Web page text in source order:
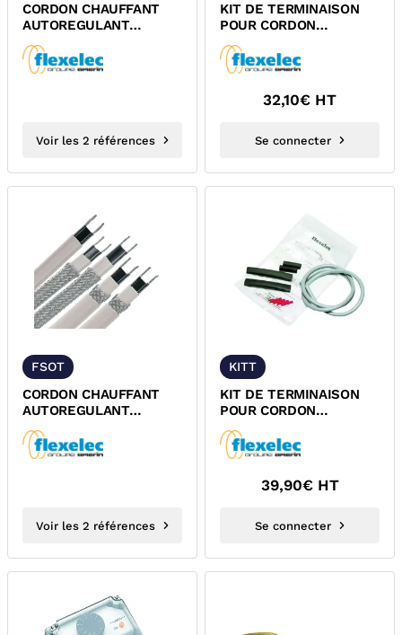
CORDON CHAUFFANT
AUTOREGULANT
THERMOPLASTIQUE
FLEXELEC
Voir les 2 références
KIT DE TERMINAISON
POUR CORDON
CHAUFFANT
AUTOREGULANT FSO
FLEXELEC
32,10€ HT
Se connecter
FSOT
CORDON CHAUFFANT
AUTOREGULANT
THERMOPLASTIQUE
FSOT FLEXELEC
Voir les 2 références
KITT
KIT DE TERMINAISON
POUR CORDON
CHAUFFANT
AUTOREGULANT FSOT
FLEXELEC
39,90€ HT
Se connecter